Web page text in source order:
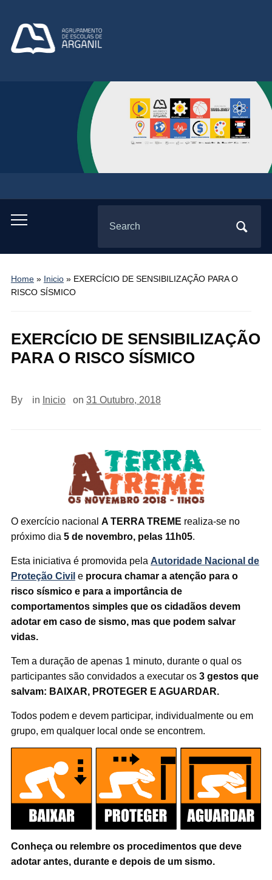
Toggle
menu
for:
Home» Inicio» EXERCÍCIO DE SENSIBILIZAÇÃO PARA O
RISCO SÍSMICO
EXERCÍCIO DE SENSIBILIZAÇÃO
PARA O RISCO SÍSMICO
By in Inicio on 31 Outubro, 2018
O exercício nacional A TERRA TREME realiza-se no
próximo dia 5 de novembro, pelas 11h05.
Esta iniciativa é promovida pela Autoridade Nacional de
Proteção Civil e procura chamar a atenção para o
risco sísmico e para a importância de
comportamentos simples que os cidadãos devem
adotar em caso de sismo, mas que podem salvar
vidas.
Tem a duração de apenas 1 minuto, durante o qual os
participantes são convidados a executar os 3 gestos que
salvam: BAIXAR, PROTEGER E AGUARDAR.
Todos podem e devem participar, individualmente ou em
grupo, em qualquer local onde se encontrem.
Conheça ou relembre os procedimentos que deve
adotar antes, durante e depois de um sismo.